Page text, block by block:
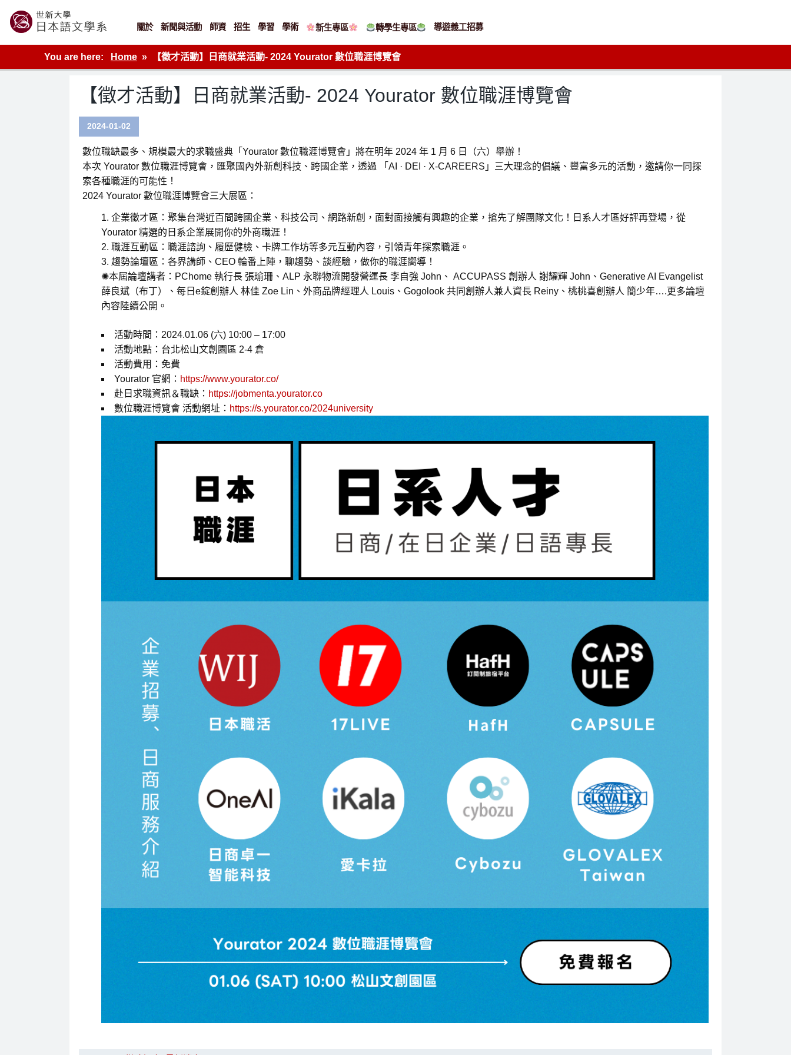
content
世新大學教學單位的網站
關於 新聞與活動 師資 招生 學習 學術 新生專區 轉學生專區 導遊義工招募
You are here: Home 【徵才活動】日商就業活動- 2024 Yourator 數位職涯博覽會
【徵才活動】日商就業活動- 2024 Yourator 數位職涯博覽會
2024-01-02
數位職缺最多、規模最大的求職盛典「Yourator 數位職涯博覽會」將在明年 2024 年 1 月 6 日（六）舉辦！
本次 Yourator 數位職涯博覽會，匯聚國內外新創科技、跨國企業，透過 「AI · DEI · X-CAREERS」三大理念的倡議、豐富多元的活動，邀請你一同探
索各種職涯的可能性！
2024 Yourator 數位職涯博覽會三大展區：
企業徵才區：聚集台灣近百間跨國企業、科技公司、網路新創，面對面接觸有興趣的企業，搶先了解團隊文化！日系人才區好評再登場，從
Yourator 精選的日系企業展開你的外商職涯！
職涯互動區：職涯諮詢、履歷健檢、卡牌工作坊等多元互動內容，引領青年探索職涯。
趨勢論壇區：各界講師、CEO 輪番上陣，聊趨勢、談經驗，做你的職涯嚮導！
✺本屆論壇講者：PChome 執行長 張瑜珊、ALP 永聯物流開發營運長 李自強 John、 ACCUPASS 創辦人 謝耀輝 John、Generative AI Evangelist
薛良斌（布丁）、每日e錠創辦人 林佳 Zoe Lin、外商品牌經理人 Louis、Gogolook 共同創辦人兼人資長 Reiny、桃桃喜創辦人 簡少年….更多論壇
內容陸續公開。
活動時間：2024.01.06 (六) 10:00 – 17:00
活動地點：台北松山文創園區 2-4 倉
活動費用：免費
Yourator 官網： https://www.yourator.co/
赴日求職資訊＆職缺： https://jobmenta.yourator.co
數位職涯博覽會 活動網址： https://s.yourator.co/2024university